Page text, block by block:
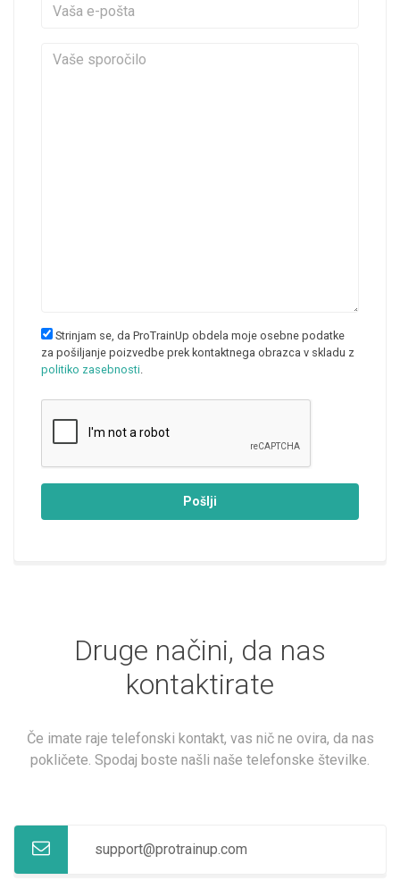
Strinjam se, da ProTrainUp obdela moje osebne podatke
za pošiljanje poizvedbe prek kontaktnega obrazca v skladu z
politiko zasebnosti.
Pošlji
Druge načini, da nas
kontaktirate
Če imate raje telefonski kontakt, vas nič ne ovira, da nas
pokličete. Spodaj boste našli naše telefonske številke.
support@protrainup.com